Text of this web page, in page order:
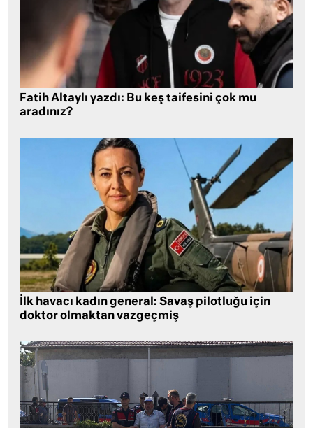
Fatih Altaylı yazdı: Bu keş taifesini çok mu
aradınız?
İlk havacı kadın general: Savaş pilotluğu için
doktor olmaktan vazgeçmiş